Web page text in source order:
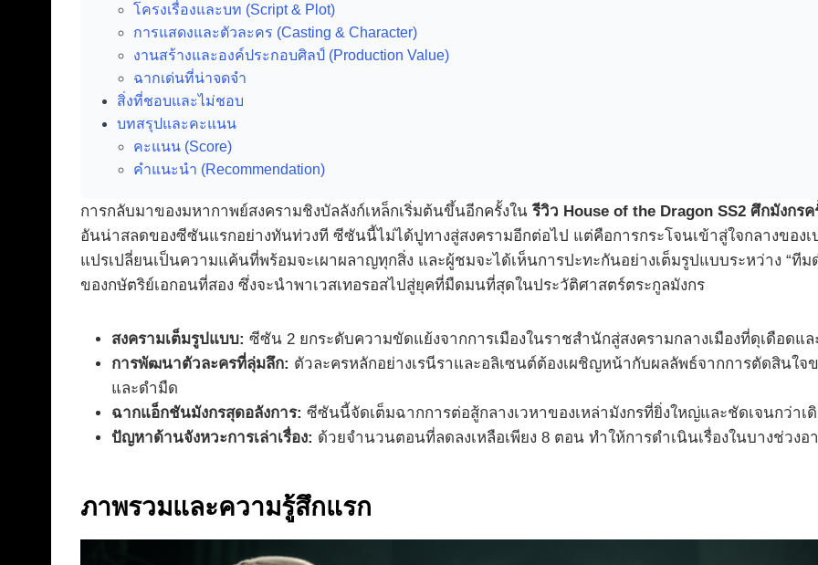
โครงเรื่องและบท (Script & Plot)
การแสดงและตัวละคร (Casting & Character)
งานสร้างและองค์ประกอบศิลป์ (Production Value)
ฉากเด่นที่น่าจดจำ
สิ่งที่ชอบและไม่ชอบ
บทสรุปและคะแนน
คะแนน (Score)
คำแนะนำ (Recommendation)
การกลับมาของมหากาพย์สงครามชิงบัลลังก์เหล็กเริ่มต้นขึ้นอีกครั้งในรีวิว House of the Dragon SS2 ศึกมังกรค
อันน่าสลดของซีซันแรกอย่างทันท่วงที ซีซันนี้ไม่ได้ปูทางสู่สงครามอีกต่อไป แต่คือการกระโจนเข้าสู่ใจกลางของ
แปรเปลี่ยนเป็นความแค้นที่พร้อมจะเผาผลาญทุกสิ่ง และผู้ชมจะได้เห็นการปะทะกันอย่างเต็มรูปแบบระหว่าง “ทีม
ของกษัตริย์เอกอนที่สอง ซึ่งจะนำพาเวสเทอรอสไปสู่ยุคที่มืดมนที่สุดในประวัติศาสตร์ตระกูลมังกร
สงครามเต็มรูปแบบ: ซีซัน 2 ยกระดับความขัดแย้งจากการเมืองในราชสำนักสู่สงครามกลางเมืองที่ดุเดือดแ
การพัฒนาตัวละครที่ลุ่มลึก: ตัวละครหลักอย่างเรนีราและอลิเซนต์ต้องเผชิญหน้ากับผลลัพธ์จากการตัดสินใ
และดำมืด
ฉากแอ็กชันมังกรสุดอลังการ: ซีซันนี้จัดเต็มฉากการต่อสู้กลางเวหาของเหล่ามังกรที่ยิ่งใหญ่และชัดเจนกว่า
ปัญหาด้านจังหวะการเล่าเรื่อง: ด้วยจำนวนตอนที่ลดลงเหลือเพียง 8 ตอน ทำให้การดำเนินเรื่องในบางช่วง
ภาพรวมและความรู้สึกแรก